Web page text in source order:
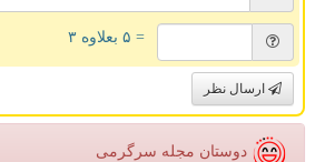
= ۵ بعلاوه ۳
ارسال نظر
دوستان مجله سرگرمی